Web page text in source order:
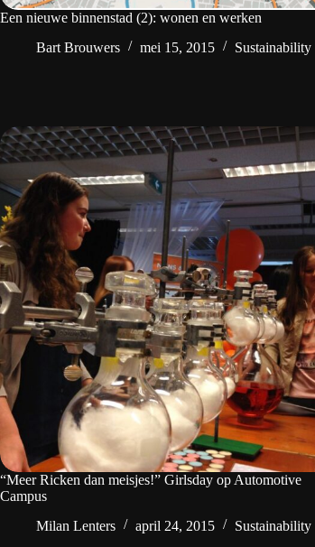
Een nieuwe binnenstad (2): wonen en werken
Bart Brouwers
mei 15, 2015 Sustainability
“Meer Ricken dan meisjes!” Girlsday op Automotive
Campus
Milan Lenters
april 24, 2015 Sustainability